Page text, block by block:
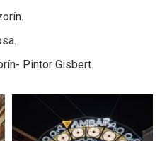
Pintor Gisbert.